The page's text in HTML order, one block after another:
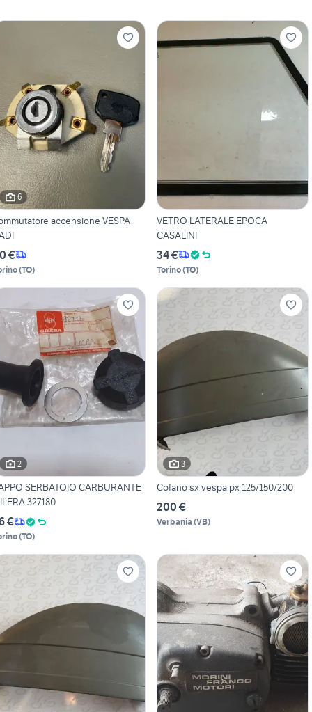
6
accensione VESPA
€
(TO)
VETRO LATERALE EPOCA
CASALINI
34 €
Torino(TO)
2
SERBATOIO CARBURANTE
327180
€
(TO)
3
Cofano sx vespa px 125/150/200
200 €
Verbania (VB)